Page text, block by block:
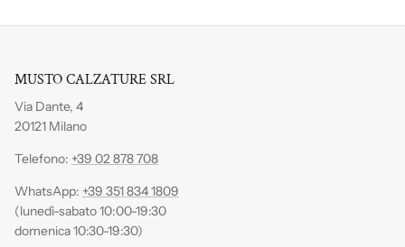
MUSTO CALZATURE SRL
Via Dante, 4
20121 Milano
Telefono: +39 02 878 708
WhatsApp: +39 351 834 1809
(lunedì-sabato 10:00-19:30
domenica 10:30-19:30)